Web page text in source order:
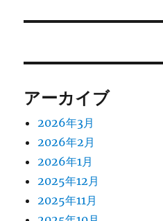
アーカイブ
2026年3月
2026年2月
2026年1月
2025年12月
2025年11月